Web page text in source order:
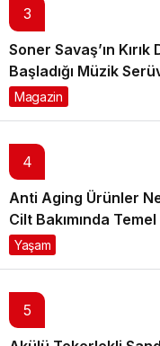
3
Soner Savaş’ın Kırık
Başladığı Müzik
Magazin
4
Anti Aging Ürünler
Cilt Bakımında
Yaşam
5